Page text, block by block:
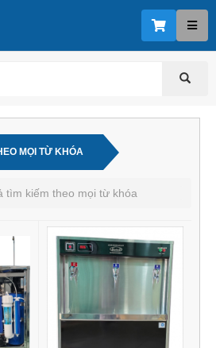
MỌI TỪ KHÓA
tìm kiếm theo mọi từ khóa